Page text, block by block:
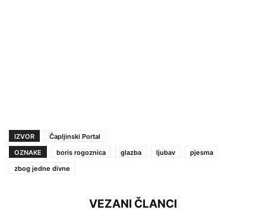
IZVOR
Čapljinski Portal
OZNAKE
boris rogoznica glazba ljubav
pjesma
zbog jedne divne
VEZANI ČLANCI